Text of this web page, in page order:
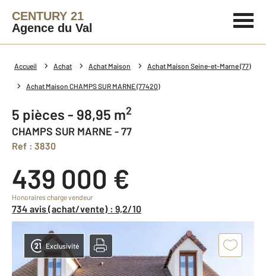
CENTURY 21
Agence du Val
Accueil Achat Achat Maison Achat Maison Seine-et-Marne (77)
Achat Maison CHAMPS SUR MARNE (77420)
5 pièces - 98,95 m2
CHAMPS SUR MARNE - 77
Ref : 3830
439 000 €
Honoraires charge vendeur
734 avis (achat/vente) : 9,2/10
Exclusivité